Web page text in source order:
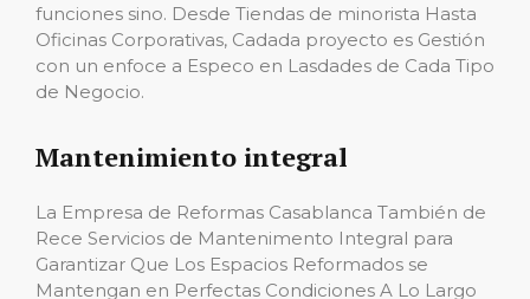
funciones sino. Desde Tiendas de minorista Hasta
Oficinas Corporativas, Cadada proyecto es Gestión
con un enfoce a Especo en Lasdades de Cada Tipo
de Negocio.
Mantenimiento integral
La Empresa de Reformas Casablanca También de
Rece Servicios de Mantenimento Integral para
Garantizar Que Los Espacios Reformados se
Mantengan en Perfectas Condiciones A Lo Largo